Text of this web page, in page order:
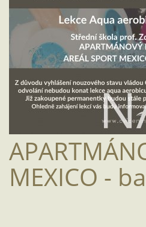
MEXICO -